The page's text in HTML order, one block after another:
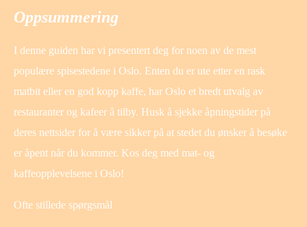
Oppsummering
I denne guiden har vi presentert deg for noen av de mest
populære spisestedene i Oslo. Enten du er ute etter en rask
matbit eller en god kopp kaffe, har Oslo et bredt utvalg av
restauranter og kafeer å tilby. Husk å sjekke åpningstider på
deres nettsider for å være sikker på at stedet du ønsker å besøke
er åpent når du kommer. Kos deg med mat- og
kaffeopplevelsene i Oslo!
Ofte stillede spørgsmål